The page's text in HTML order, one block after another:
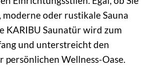
moderne oder rustikale Sauna
KARIBU Saunatür wird zum
und unterstreicht den
persönlichen Wellness-Oase.